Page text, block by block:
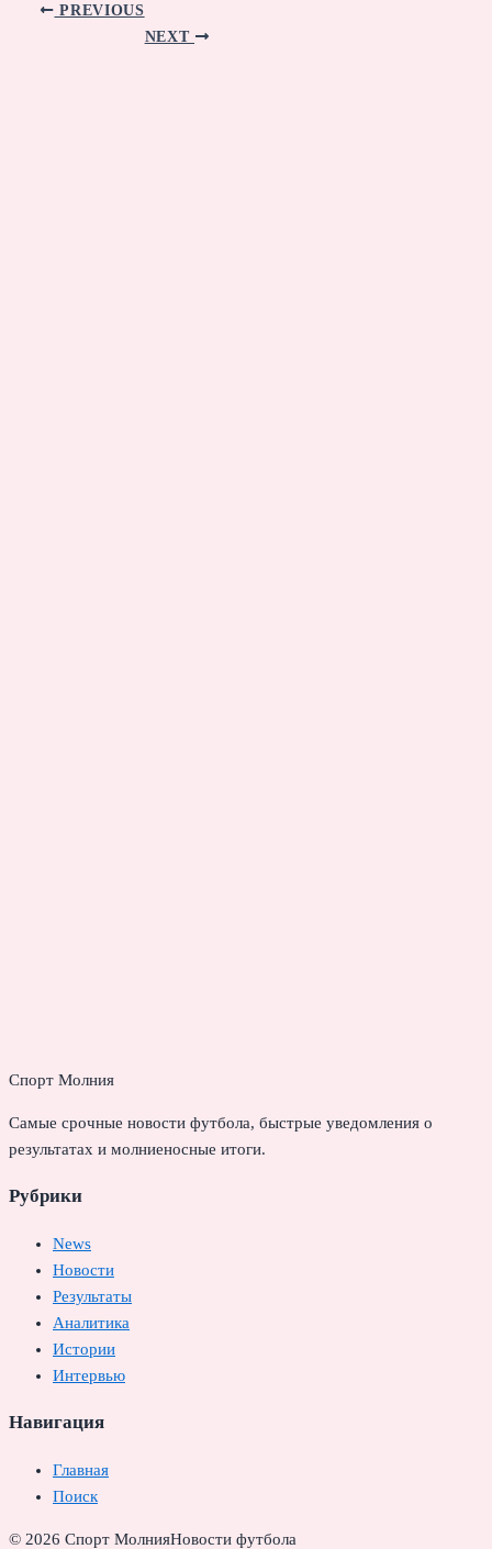
PREVIOUS
NEXT
Спорт Молния
Самые срочные новости футбола, быстрые уведомления о
результатах и молниеносные итоги.
Рубрики
News
Новости
Результаты
Аналитика
Истории
Интервью
Навигация
Главная
Поиск
© 2026 Спорт МолнияНовости футбола